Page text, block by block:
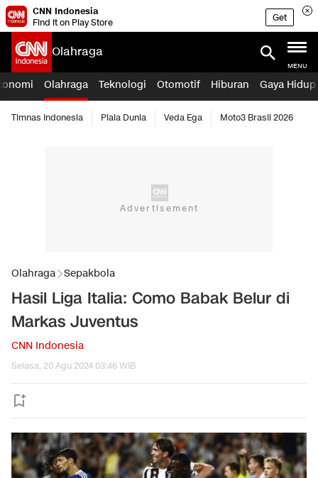
CNN Indonesia
Find it on Play Store
Get
Olahraga
MENU
Olahraga Teknologi Otomotif Hiburan Gaya Hidup
Timnas Indonesia Piala Dunia Veda Ega Moto3 Brasil 2026
Olahraga Sepakbola
Hasil Liga Italia: Como Babak Belur di
Markas Juventus
CNN Indonesia
Selasa, 20 Agu 2024 03:46 WIB